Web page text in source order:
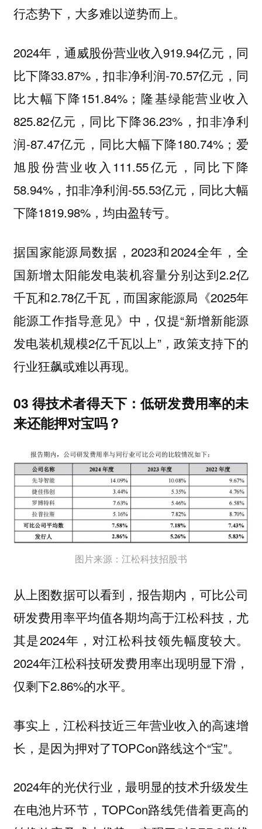
行态势下，大多难以逆势而上。
2024年，通威股份营业收入919.94亿元，同
比下降33.87%，扣非净利润-70.57亿元，同
比大幅下降151.84%；隆基绿能营业收入
825.82亿元，同比下降36.23%，扣非净利
润-87.47亿元，同比大幅下降180.74%；爱
旭股份营业收入111.55亿元，同比下降
58.94%，扣非净利润-55.53亿元，同比大幅
下降1819.98%，均由盈转亏。
据国家能源局数据，2023和2024全年，全
国新增太阳能发电装机容量分别达到2.2亿
千瓦和2.78亿千瓦，而国家能源局《2025年
能源工作指导意见》中，仅提“新增新能源
发电装机规模2亿千瓦以上”，政策支持下的
行业狂飙或难以再现。
03 得技术者得天下：低研发费用率的未
来还能押对宝吗？
图片来源：江松科技招股书
从上图数据可以看到，报告期内，可比公司
研发费用率平均值各期均高于江松科技，尤
其是2024年，对江松科技领先幅度较大。
2024年江松科技研发费用率出现明显下滑，
仅剩下2.86%的水平。
事实上，江松科技近三年营业收入的高速增
长，是因为押对了TOPCon路线这个“宝”。
2024年的光伏行业，最明显的技术升级发生
在电池片环节，TOPCon路线凭借着更高的